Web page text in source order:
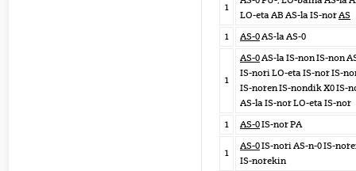
1
LO-eta AB AS-la IS-norAS
1
AS-0AS-la AS-0
1
AS-0AS-la IS-non IS-non
IS-nori LO-eta IS-nor IS-
IS-noren IS-nondik X0 IS-
AS-la IS-nor LO-eta IS-nor
1
AS-0IS-nor PA
1
AS-0IS-nori AS-n-0 IS-
IS-norekin